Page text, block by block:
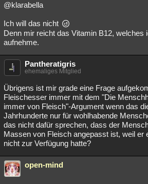
@klarabella
Ich will das nicht
Denn mir reicht das Vitamin B12, welches
aufnehme.
Pantheratigris
ehemaliges Mitglied
Übrigens ist mir grade eine Frage
Fleischesser immer mit dem "Die
immer von Fleisch"-Argument wenn das
Jahrhunderte nur für wohlhabende
das nicht dafür sprechen, dass der
Massen von Fleisch angepasst ist, weil er
nicht zur Verfügung hatte?
open-mind